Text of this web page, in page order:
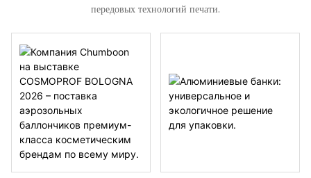
передовых технологий печати.